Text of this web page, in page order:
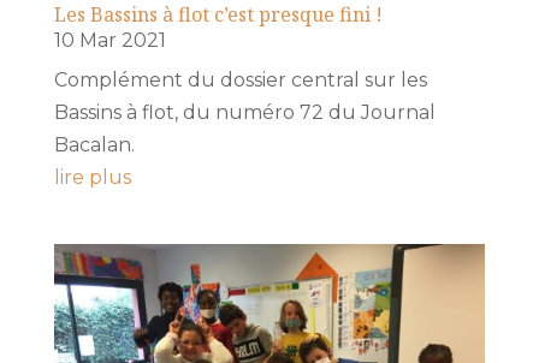
Les Bassins à flot c’est presque fini !
10 Mar 2021
Complément du dossier central sur les
Bassins à flot, du numéro 72 du Journal
Bacalan.
lire plus